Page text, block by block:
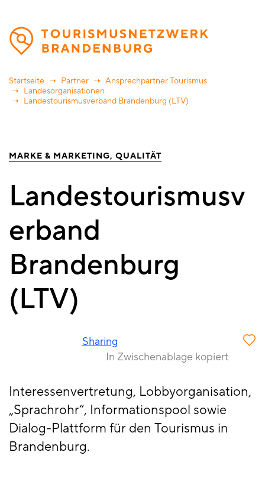
Direkt
zum
Inhalt
Startseite Partner
Ansprechpartner Tourismus
Landesorganisationen
Landestourismusverband Brandenburg (LTV)
MARKE & MARKETING QUALITÄT
Landestourismusv
erband
Brandenburg
(LTV)
Sharing
In Zwischenablage kopiert
Interessenvertretung, Lobbyorganisation,
„Sprachrohr“, Informationspool sowie
Dialog-Plattform für den Tourismus in
Brandenburg.